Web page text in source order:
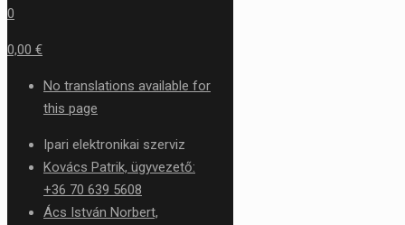
0
0,00 €
No translations available for
this page
Ipari elektronikai szerviz
Kovács Patrik, ügyvezető:
+36 70 639 5608
Ács István Norbert,